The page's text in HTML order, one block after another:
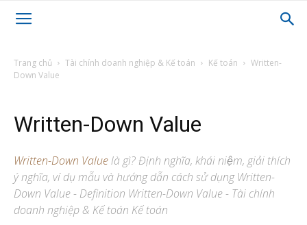
Trang chủ Tài chính doanh nghiệp & Kế toán Kế toán
Written-
Down Value
Written-Down Value
Written-Down Valuelà gì? Định nghĩa, khái niệm, giải thích
ý nghĩa, ví dụ mẫu và hướng dẫn cách sử dụng Written-
Down Value - Definition Written-Down Value - Tài chính
doanh nghiệp & Kế toán Kế toán